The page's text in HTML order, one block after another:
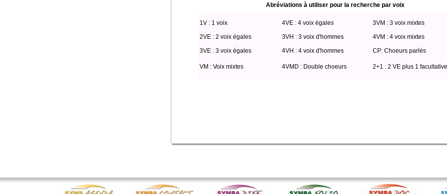
Abréviations à utiliser pour la recherche par voix
1V : 1 voix 4VE : 4 voix égales
3VM : 3 voix mixtes
2VE : 2 voix égales
3VH : 3 voix d'hommes
4VM : 4 voix mixtes
3VE : 3 voix égales
4VH : 4 voix d'hommes CP: Choeurs parlés
VM : Voix mixtes 4VMD : Double choeurs 2+1 : 2 VE plus 1 facultative